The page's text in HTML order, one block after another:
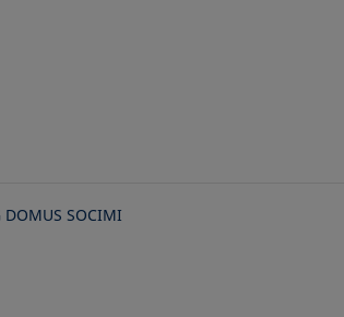
DOMUS SOCIMI